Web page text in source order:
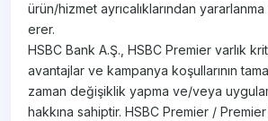
ürün/hizmet ayrıcalıklarından
erer.
HSBC Bank A.Ş., HSBC Premier varlık
avantajlar ve kampanya koşullarının
zaman değişiklik yapma ve/veya
hakkına sahiptir. HSBC Premier /